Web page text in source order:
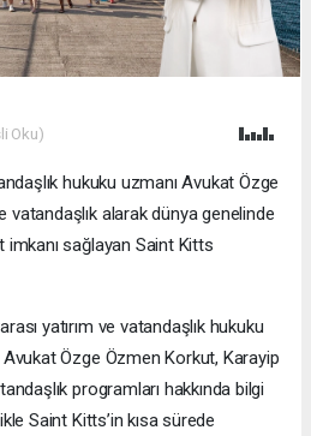
Oku)
hukuku uzmanı Avukat Özge
vatandaşlık alarak dünya genelinde
sağlayan Saint Kitts
yatırım ve vatandaşlık hukuku
Özge Özmen Korkut, Karayip
programları hakkında bilgi
Saint Kitts’in kısa sürede